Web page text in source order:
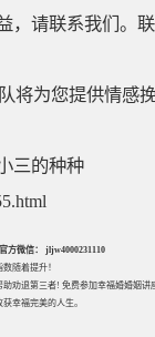
请联系我们。
将为您提供情
三的种种
方微信： jljw4000231110
随着提升！
助劝退第三者! 免费参加幸福婚婚姻讲
幸福完美的人生。